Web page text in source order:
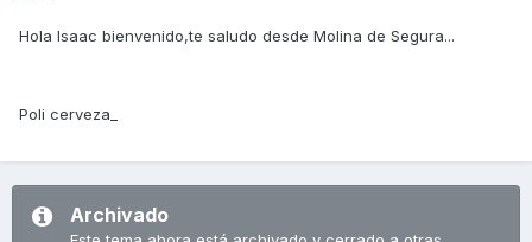
Hola Isaac bienvenido,te saludo desde Molina de Segura...
Poli cerveza_
Archivado